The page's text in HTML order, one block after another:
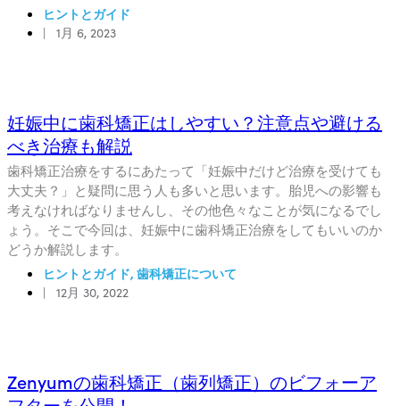
ヒントとガイド
|
1月 6, 2023
妊娠中に歯科矯正はしやすい？注意点や避ける
べき治療も解説
歯科矯正治療をするにあたって「妊娠中だけど治療を受けても
大丈夫？」と疑問に思う人も多いと思います。胎児への影響も
考えなければなりませんし、その他色々なことが気になるでし
ょう。そこで今回は、妊娠中に歯科矯正治療をしてもいいのか
どうか解説します。
ヒントとガイド, 歯科矯正について
|
12月 30, 2022
Zenyumの歯科矯正（歯列矯正）のビフォーア